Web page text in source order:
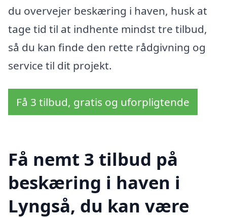
du overvejer beskæring i haven, husk at
tage tid til at indhente mindst tre tilbud,
så du kan finde den rette rådgivning og
service til dit projekt.
Få 3 tilbud, gratis og uforpligtende
Få nemt 3 tilbud på
beskæring i haven i
Lyngså, du kan være